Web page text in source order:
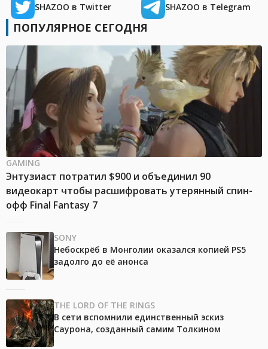
SHAZOO в Twitter SHAZOO в Telegram
ПОПУЛЯРНОЕ СЕГОДНЯ
GAMING
Энтузиаст потратил $900 и объединил 90
видеокарт чтобы расшифровать утерянный спин-
офф Final Fantasy 7
SONY
Небоскрёб в Монголии оказался копией PS5
задолго до её анонса
THE LORD OF THE RINGS
В сети вспомнили единственный эскиз
Саурона, созданный самим Толкином